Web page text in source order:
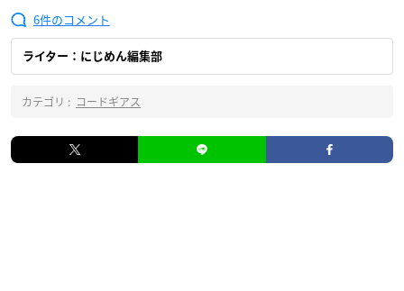
6
ライター：にじめん編集部
カテゴリ : コードギアス